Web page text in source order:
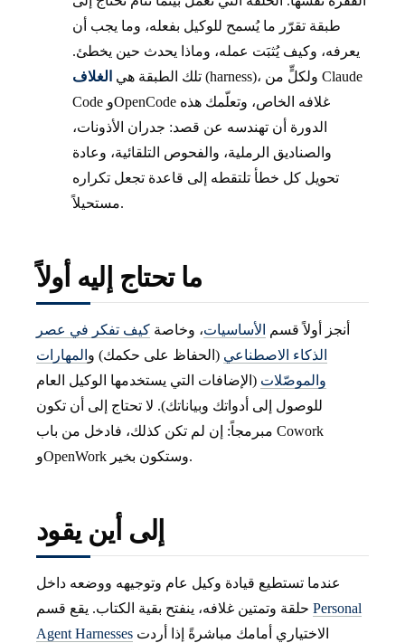
طبقة تقرّر ما يُسمح للوكيل بفعله، وما يجب أن
يعرفه، وكيف يُثبَت عمله، وماذا يحدث حين يخطئ.
تلك الطبقة هي الغلاف
(harness)، ولكلٍّ من Claude
Code وOpenCode غلافه الخاص، وتعلّمك هذه
الدورة أن تهندسه عن قصد: جدران الأذونات،
والصناديق الرملية، والفحوص التلقائية، وعادة
تحويل كل خطأ تلتقطه إلى قاعدة تجعل تكراره
مستحيلاً.
ما تحتاج إليه أولاً
أنجز أولاً قسم الأساسيات، وخاصة كيف تفكر في عصر
الذكاء الاصطناعي (الحفاظ على حكمك) و المهارات
والموصّلات (الإضافات التي يستخدمها الوكيل العام
للوصول إلى أدواتك وبياناتك). لا تحتاج إلى أن تكون
مبرمجاً: إن لم تكن كذلك، فادخل من باب Cowork
وOpenWork وستكون بخير.
إلى أين يقود
عندما تستطيع قيادة وكيل عام وتوجيهه ووضعه داخل
Personal
Agent Harnesses